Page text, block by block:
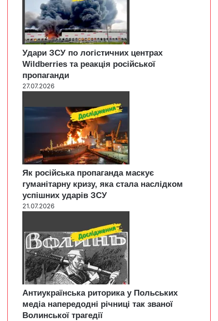
Удари ЗСУ по логістичних центрах
Wildberries та реакція російської
пропаганди
27.07.2026
Як російська пропаганда маскує
гуманітарну кризу, яка стала наслідком
успішних ударів ЗСУ
21.07.2026
Антиукраїнська риторика у Польських
медіа напередодні річниці так званої
Волинської трагедії